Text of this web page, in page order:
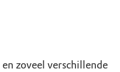
zoveel verschillende